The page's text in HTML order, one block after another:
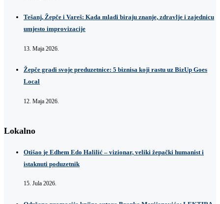
Tešanj, Žepče i Vareš: Kada mladi biraju znanje, zdravlje i zajednicu
umjesto improvizacije
13. Maja 2026.
Žepče gradi svoje preduzetnice: 5 biznisa koji rastu uz BizUp Goes
Local
12. Maja 2026.
Lokalno
Otišao je Edhem Edo Halilić – vizionar, veliki žepački humanist i
istaknuti poduzetnik
15. Jula 2026.